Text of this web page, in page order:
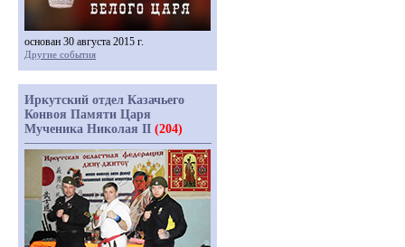
основан 30 августа 2015 г.
Другие события
Иркутский отдел Казачьего
Конвоя Памяти Царя
Мученика Николая II (204)